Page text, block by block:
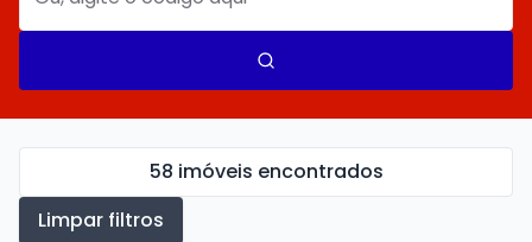
58 imóveis encontrados
Limpar filtros